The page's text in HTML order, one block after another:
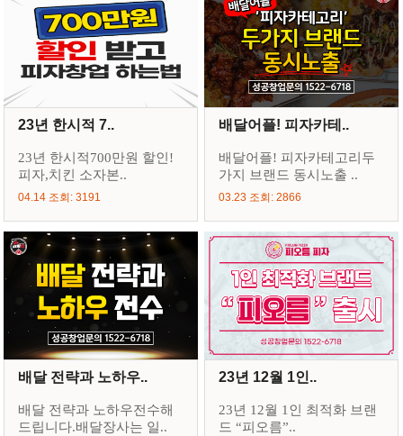
23년 한시적 7..
23년 한시적700만원 할인!
피자,치킨 소자본..
04.14 조회: 3191
배달어플! 피자카테..
배달어플! 피자카테고리두
가지 브랜드 동시노출 ..
03.23 조회: 2866
배달 전략과 노하우..
배달 전략과 노하우전수해
드립니다.배달장사는 일..
23년 12월 1인..
23년 12월 1인 최적화 브랜
드 “피오름”..